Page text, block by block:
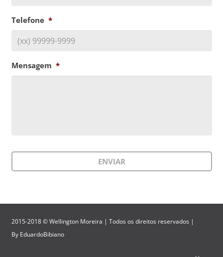
Telefone *
Mensagem *
2015-2018 © Wellington Moreira | Todos os direitos reservados |
By EduardoBibiano